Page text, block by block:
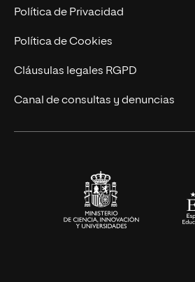
Postgrados
Cursos Universitarios
Trabaja en UNIR
Actualidad
UNIR Revista
Eventos
Política de Privacidad
Política de Cookies
Cláusulas legales RGPD
Canal de consultas y denuncias